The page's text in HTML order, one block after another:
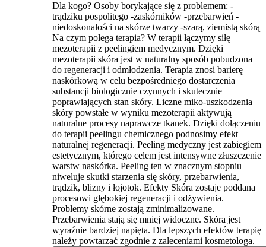
Dla kogo? Osoby borykające się z problemem: -
trądziku pospolitego -zaskórników -przebarwień -
niedoskonałości na skórze twarzy -szarą, ziemistą skórą
Na czym polega terapia? W terapii łączymy siłę
mezoterapii z peelingiem medycznym. Dzięki
mezoterapii skóra jest w naturalny sposób pobudzona
do regeneracji i odmłodzenia. Terapia znosi barierę
naskórkową w celu bezpośredniego dostarczenia
substancji biologicznie czynnych i skutecznie
poprawiających stan skóry. Liczne miko-uszkodzenia
skóry powstałe w wyniku mezoterapii aktywują
naturalne procesy naprawcze tkanek. Dzięki dołączeniu
do terapii peelingu chemicznego podnosimy efekt
naturalnej regeneracji. Peeling medyczny jest zabiegiem
estetycznym, którego celem jest intensywne złuszczenie
warstw naskórka. Peeling ten w znacznym stopniu
niweluje skutki starzenia się skóry, przebarwienia,
trądzik, blizny i łojotok. Efekty Skóra zostaje poddana
procesowi głębokiej regeneracji i odżywienia.
Problemy skórne zostają zminimalizowane.
Przebarwienia stają się mniej widoczne. Skóra jest
wyraźnie bardziej napięta. Dla lepszych efektów terapię
należy powtarzać zgodnie z zaleceniami kosmetologa.